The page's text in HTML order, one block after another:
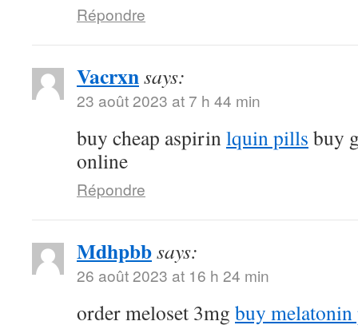
Répondre
Vacrxnsays:
23 août 2023 at 7 h 44 min
buy cheap aspirinlquin pills buy
online
Répondre
Mdhpbbsays:
26 août 2023 at 16 h 24 min
order meloset 3mg buy